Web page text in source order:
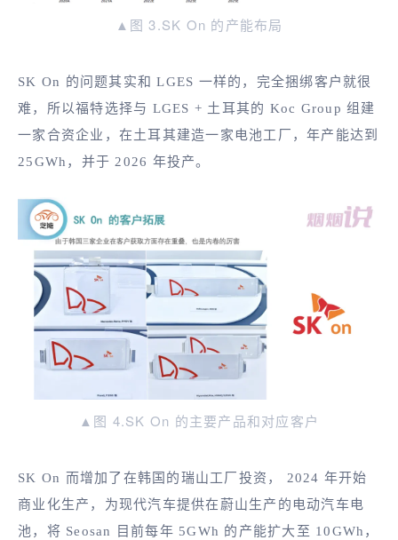
▲图 3.SK On 的产能布局
SK On 的问题其实和 LGES 一样的，完全捆绑客户就很
难，所以福特选择与 LGES + 土耳其的 Koc Group 组建
一家合资企业，在土耳其建造一家电池工厂，年产能达到
25GWh，并于 2026 年投产。
▲图 4.SK On 的主要产品和对应客户
SK On 而增加了在韩国的瑞山工厂投资， 2024 年开始
商业化生产，为现代汽车提供在蔚山生产的电动汽车电
池，将 Seosan 目前每年 5GWh 的产能扩大至 10GWh，